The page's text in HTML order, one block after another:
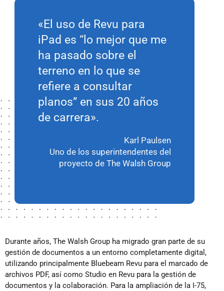
«El uso de Revu para
iPad es “lo mejor que me
ha pasado sobre el
terreno en lo que se
refiere a consultar
planos” en sus 20 años
de carrera».
Karl Paulsen
Uno de los superintendentes del
proyecto de The Walsh Group
Durante años, The Walsh Group ha migrado gran parte de su
gestión de documentos a un entorno completamente digital,
utilizando principalmente Bluebeam Revu para el marcado de
archivos PDF, así como Studio en Revu para la gestión de
documentos y la colaboración. Para la ampliación de la I-75,